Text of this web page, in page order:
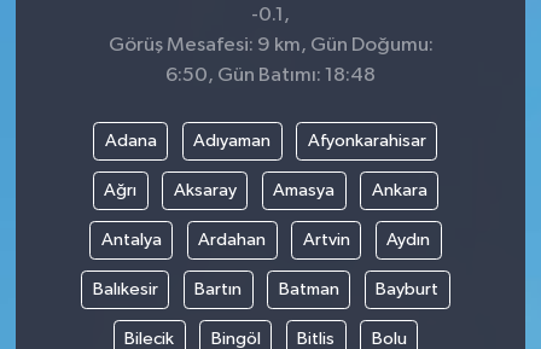
-0.1,
Görüş Mesafesi: 9 km, Gün Doğumu:
6:50, Gün Batımı: 18:48
Adana Adıyaman Afyonkarahisar
Ağrı Aksaray Amasya Ankara
Antalya Ardahan Artvin Aydın
Balıkesir Bartın Batman Bayburt
Bilecik Bingöl Bitlis Bolu